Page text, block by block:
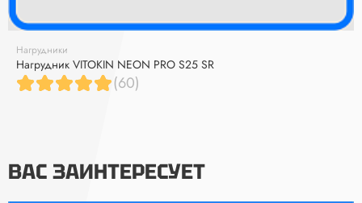
Нагрудники
Нагрудник VITOKIN NEON PRO S25 SR
(60)
ВАС ЗАИНТЕРЕСУЕТ